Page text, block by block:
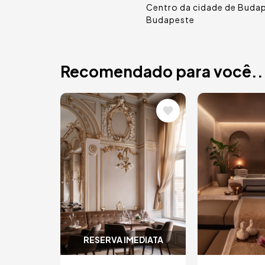
Centro da cidade de
Budapeste
Recomendado para
RESERVA IMEDIATA
Imagem Imagem